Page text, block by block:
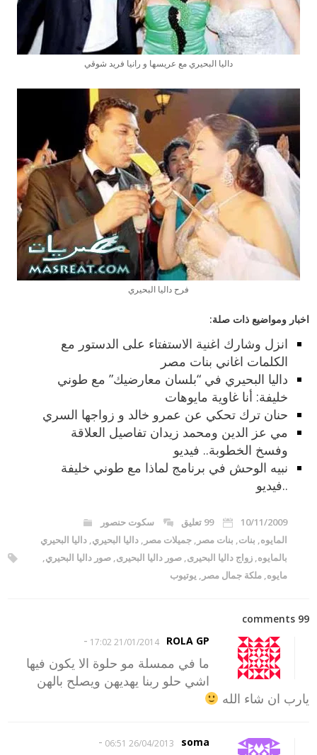
داليا البحيري مع عريسها و رانيا فريد شوقي
فرح داليا البحيري
اخبار ومواضيع ذات صلة:
انزل وشارك اغنية الاستفتاء على الدستور مع
الكلمات اغاني بنات مصر
داليا البحيري في “بلسان معارضيك” مع طوني
خليفة: أنا غاوية مايوهات
حنان ترك تحكي عن عمرو خالد و زواجها السري
مي عز الدين ومحمد زيدان تفاصيل العلاقة
وفسخ الخطوبة.. فيديو
نبيه الوحش في برنامج لماذا مع طوني خليفة
..فيديو
10/11/2009 99 تعليق
سكوت حنصور
المايوه, بنات, بنات مصر ,جميلات مصر ,داليا البحيري,داليا البحيري
بالمايوه,زواج داليا البحيرى,صور داليا البحيرى,صور داليا البحيري,
مايوه,ملكة جمال مصر , يوتيوب
99 comments
ROLA GP
21/01/2014 17:02
-
ما في ممسلة مو حلوة الا يكون فيها
اشي حلو ربنا يهديهن ويصلح بالهن
يارب ان شاء الله
soma
26/04/2013 06:51
-